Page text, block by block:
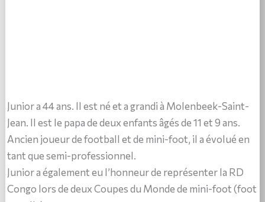
Junior a 44 ans. Il est né et a grandi à Molenbeek-Saint-
Jean. Il est le papa de deux enfants âgés de 11 et 9 ans.
Ancien joueur de football et de mini-foot, il a évolué en
tant que semi-professionnel.
Junior a également eu l’honneur de représenter la RD
Congo lors de deux Coupes du Monde de mini-foot (foot